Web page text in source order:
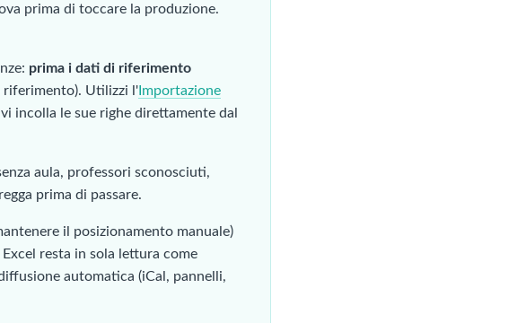
prima di toccare la produzione.
prima i dati di riferimento
riferimento). Utilizzi l' Importazione
incolla le sue righe direttamente dal
aula, professori sconosciuti,
prima di passare.
il posizionamento manuale)
resta in sola lettura come
automatica (iCal, pannelli,